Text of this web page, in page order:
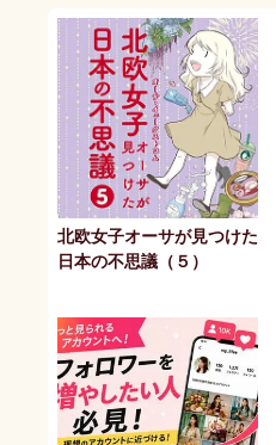
北欧女子オーサが見つけた
日本の不思議（５）